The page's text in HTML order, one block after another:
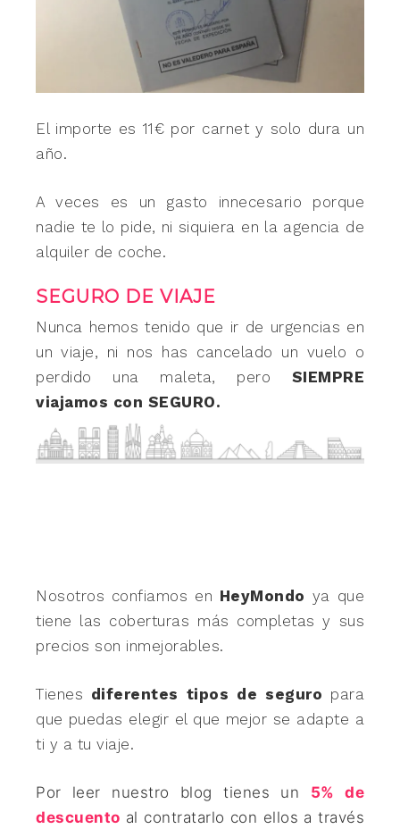
El importe es 11€ por carnet y solo dura un
año.
A veces es un gasto innecesario porque
nadie te lo pide, ni siquiera en la agencia de
alquiler de coche.
SEGURO DE VIAJE
Nunca hemos tenido que ir de urgencias en
un viaje, ni nos has cancelado un vuelo o
perdido una maleta, pero SIEMPRE
viajamos con SEGURO.
Nosotros confiamos en HeyMondo ya que
tiene las coberturas más completas y sus
precios son inmejorables.
Tienes diferentes tipos de seguro para
que puedas elegir el que mejor se adapte a
ti y a tu viaje.
Por leer nuestro blog tienes un 5% de
descuento al contratarlo con ellos a través